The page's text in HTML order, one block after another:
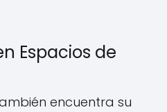
Espacios de
encuentra su